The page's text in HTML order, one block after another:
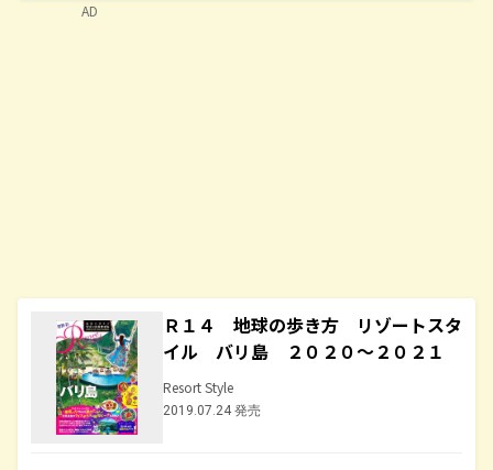
Ｒ１４ 地球の歩き方 リゾートスタ
イル バリ島 ２０２０～２０２１
Resort Style
2019.07.24 発売
AD